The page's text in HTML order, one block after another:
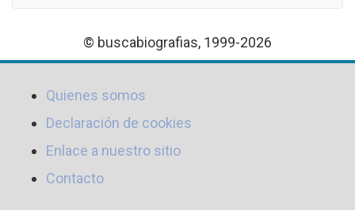
© buscabiografias, 1999-2026
Quienes somos
Declaración de cookies
Enlace a nuestro sitio
Contacto